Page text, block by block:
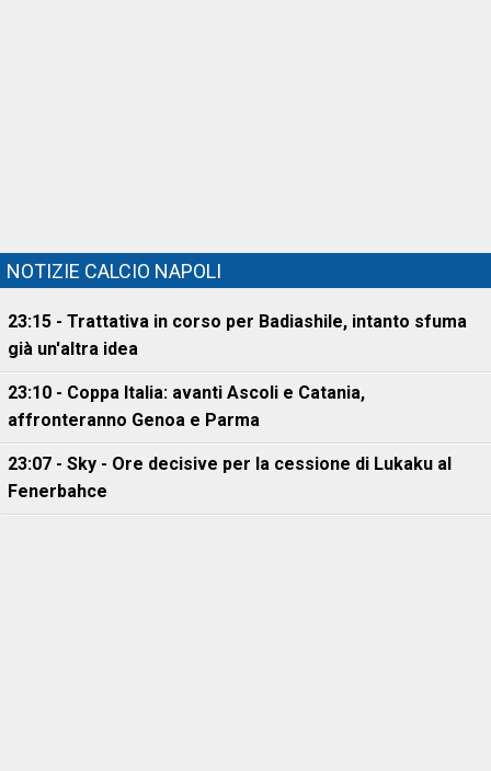
NOTIZIE CALCIO NAPOLI
23:15 - Trattativa in corso per Badiashile, intanto sfuma
già un'altra idea
23:10 - Coppa Italia: avanti Ascoli e Catania,
affronteranno Genoa e Parma
23:07 - Sky - Ore decisive per la cessione di Lukaku al
Fenerbahce